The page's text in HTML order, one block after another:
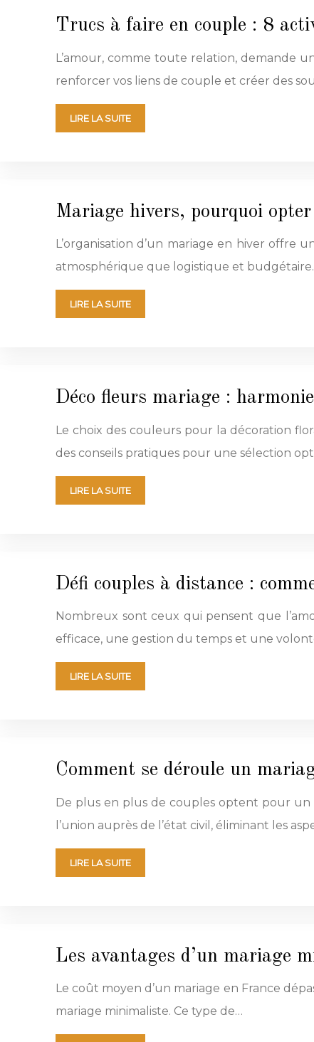
Trucs à faire en couple : 8
L’amour, comme toute relation, demande
renforcer vos liens de couple et créer des
LIRE LA SUITE
Mariage hivers, pourquoi
L’organisation d’un mariage en hiver
atmosphérique que logistique et
LIRE LA SUITE
Déco fleurs mariage :
Le choix des couleurs pour la décoration
des conseils pratiques pour une sélection
LIRE LA SUITE
Défi couples à distance :
Nombreux sont ceux qui pensent que
efficace, une gestion du temps et une
LIRE LA SUITE
Comment se déroule un
De plus en plus de couples optent pour un
l’union auprès de l’état civil, éliminant les
LIRE LA SUITE
Les avantages d’un mariage
Le coût moyen d’un mariage en France
mariage minimaliste. Ce type de…